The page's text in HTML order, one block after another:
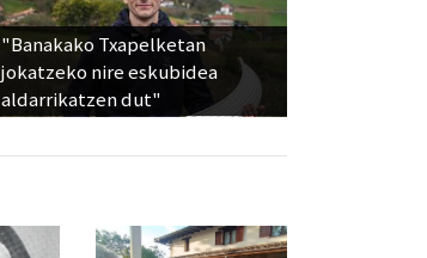
"Banakako Txapelketan
jokatzeko nire eskubidea
aldarrikatzen dut"